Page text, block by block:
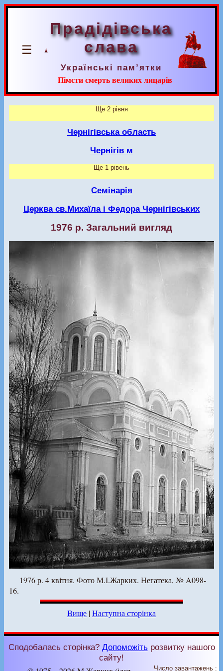
☰
Прадідівська
слава
Українські пам’ятки
Пімсти смерть великих лицарів
Ще 2 рівня
Чернігівська область
Чернігів м
Ще 1 рівень
Семінарія
Церква св.Михаїла і Федора Чернігівських
1976 р. Загальний вигляд
1976 р. 4 квітня. Фото М.І.Жарких. Негатека, № A098-
16.
Вище |Наступна сторінка
Сподобалась сторінка? Допоможіть розвитку нашого
сайту!
Число завантажень :